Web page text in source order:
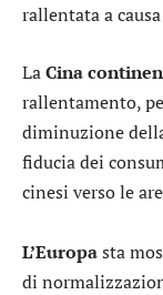
rallentata a
LaCina
rallentamento,
diminuzione
fiducia dei
cinesi verso le
L’Europasta
di